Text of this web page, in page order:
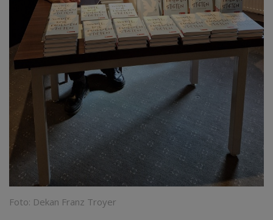
Foto: Dekan Franz Troyer